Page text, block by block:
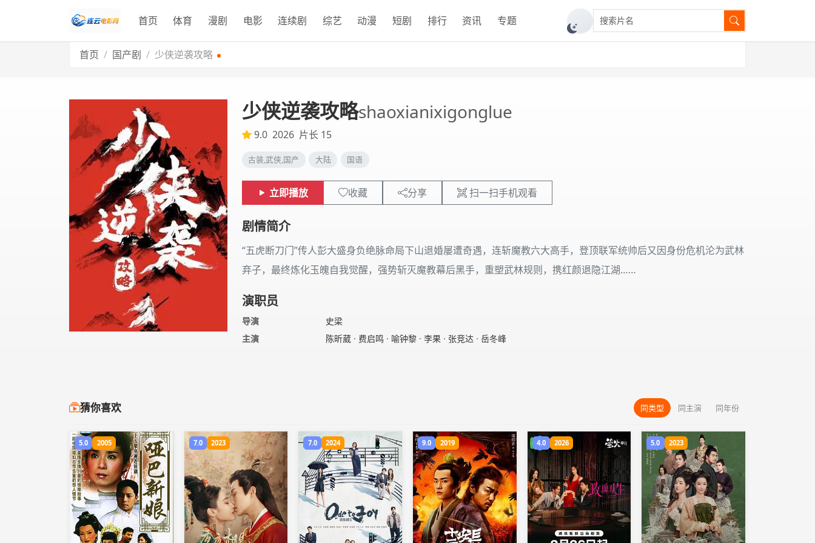
首页 体育 漫剧 电影 连续剧 综艺 动漫 短剧 排行 资讯 专题 切换深色模式
搜索片名
首页 国产剧 少侠逆袭攻略
少侠逆袭攻略shaoxianixigonglue
9.0 2026 片长 15
古装,武侠,国产 大陆 国语
立即播放 收藏 分享 扫一扫手机观看
剧情简介
“五虎断刀门”传人彭大盛身负绝脉命局下山退婚屡遭奇遇，连斩魔教六大高手，登顶联军统帅后又因身份危机沦为武林
弃子，最终炼化玉魄自我觉醒，强势斩灭魔教幕后黑手，重塑武林规则，携红颜退隐江湖……
演职员
导演
史梁
主演
陈昕葳 · 费启鸣 · 喻钟黎 ·李果 · 张竞达 ·岳冬峰
猜你喜欢 同类型 同主演 同年份
5.0 2005 7.0 2023 7.0 2024 9.0 2019 4.0 2026 5.0 2023